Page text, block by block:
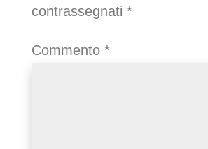
contrassegnati *
Commento *